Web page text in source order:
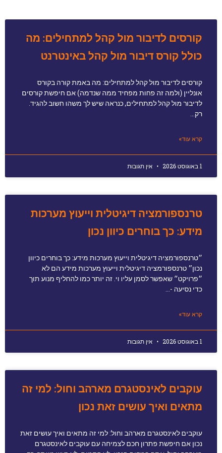
קורסים לדיבור מול קהל למתחילים: מה
כולל קורס דיבור מול קהל באינטרנט
קורסים לדיבור מול קהל למתחילים: מה באמת קורה בקורס
אונליין (ולמה זה פחות מפחיד ממה שנדמה) אם חיפשת קורסים
לדיבור מול קהל למתחילים, כנראה שיש לך משהו חשוב להגיד.
רק…
קרא עוד»
1 באוגוסט 2026 אין תגובות
טרנספורמציה דיגיטלית וייעוץ מערכות
מידע: כך בוחרים כיוון נכון
״טרנספורמציה דיגיטלית וייעוץ מערכות מידע: כך בוחרים כיוון
נכון״ טרנספורמציה דיגיטלית וייעוץ מערכות מידע הם לא
״פרויקט״ שאפשר לסמן עליו וי. זה יותר כמו להחליף מנוע תוך
כדי נסיעה -…
קרא עוד»
1 באוגוסט 2026 אין תגובות
עוקבים לאינסטגרם מארהב וחול: למי זה
מתאים ואיך עושים זאת נכון
עוקבים לאינסטגרם מארהב וחול: למי זה מתאים ואיך עושים זאת
נכון אם חיפשת פתרון חכם לצמיחה עם עוקבים לאינסטגרם